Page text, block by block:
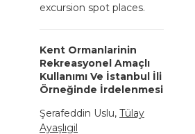
excursion spot places.
Kent Ormanlarinin
Rekreasyonel Amaçlı
Kullanımı Ve İstanbul İli
Örneğinde İrdelenmesi
Şerafeddin Uslu, Tülay
Ayaşlıgil